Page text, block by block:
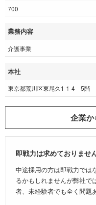
700
業務内容
介護事業
本社
東京都荒川区東尾久1-1-4 5階
企業
即戦力は求めておりませ
中途採用の方は即戦力では
るかもしれませんが弊社で
者、未経験者でも全く問題